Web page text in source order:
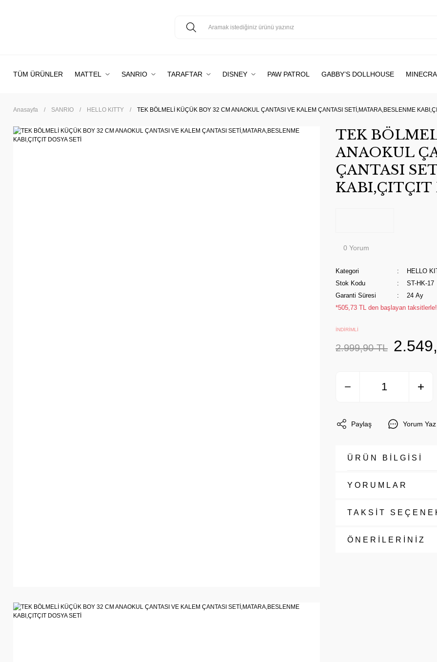
TÜM ÜRÜNLER MATTEL SANRIO TARAFTAR DISNEY PAW PATROL GABBY’S DOLLHOUSE
Anasayfa SANRIO HELLO KITTY TEK BÖLMELİ KÜÇÜK BOY 32 CM ANAOKUL ÇANTASI VE KALEM ÇANTASI SETİ,MATARA,BESLENME
TEK
ANAOKUL
ÇANTASI
KABI,ÇITÇIT
0 Yorum
Kategori HELLO
Stok Kodu
ST-HK-17
Garanti Süresi
24 Ay
*505,73 TL den başlayan taksitlerle!
İNDİRİMLİ
2.999,90 TL
Paylaş Yorum Yaz
ÜRÜN BİLGİSİ
YORUMLAR
TAKSİT
ÖNERİLERİNİZ